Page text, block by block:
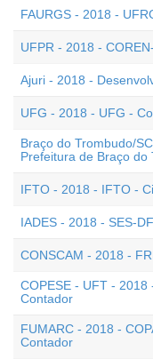
FAURGS - 2018 -
UFPR - 2018 -
Ajuri - 2018 -
UFG - 2018 - UFG -
Braço do Trombudo/
Prefeitura de Braço
IFTO - 2018 - IFTO -
IADES - 2018 - SES-
CONSCAM - 2018 -
COPESE - UFT -
Contador
FUMARC - 2018 -
Contador